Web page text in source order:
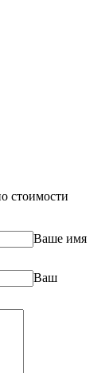
стоимости
Ваше имя
Ваш